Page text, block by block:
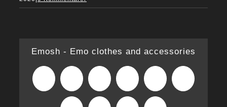
Emosh - Emo clothes and accessories
Facebook Reddit LinkedIn WhatsAppTumblr